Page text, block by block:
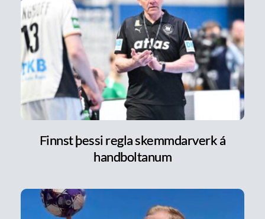
Finnst þessi regla skemmdarverk á
handboltanum